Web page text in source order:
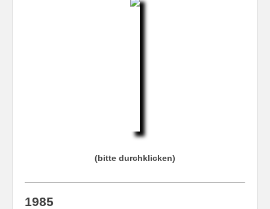
(bitte durchklicken)
1985